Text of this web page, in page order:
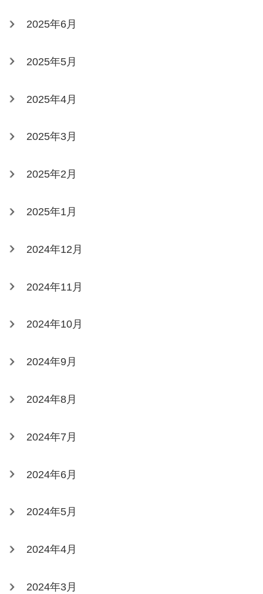
2025年6月
2025年5月
2025年4月
2025年3月
2025年2月
2025年1月
2024年12月
2024年11月
2024年10月
2024年9月
2024年8月
2024年7月
2024年6月
2024年5月
2024年4月
2024年3月